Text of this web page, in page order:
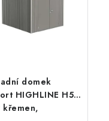
domek
HIGHLINE H5,
křemen,